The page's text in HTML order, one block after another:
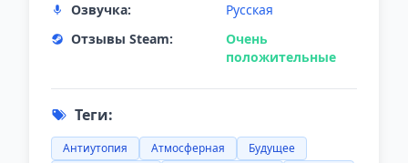
Озвучка:
Русская
Отзывы Steam:
Очень
положительные
Теги:
Антиутопия Атмосферная
Будущее